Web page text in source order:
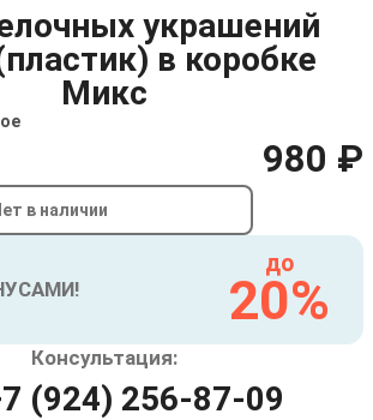
украшений
в коробке
Микс
980 ₽
в наличии
до
20%
Консультация:
(924) 256-87-09